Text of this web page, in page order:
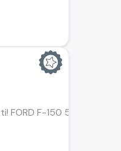
FORD F-150 5.0 XLT